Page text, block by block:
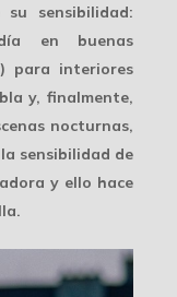
sensibilidad:
en buenas
para interiores
y, finalmente,
nocturnas,
sensibilidad de
y ello hace